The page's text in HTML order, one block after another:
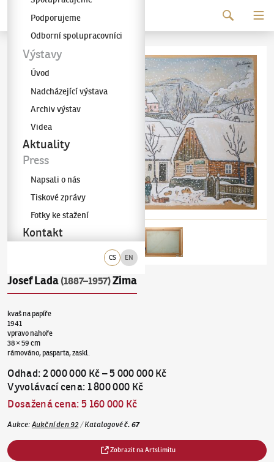
Galerie KODL
CS EN
Podporujeme
Odborní spolupracovníci
Výstavy
Úvod
Nadcházející výstava
Archiv výstav
Videa
Aktuality
Press
Napsali o nás
Tiskové zprávy
Fotky ke stažení
Kontakt
Josef Lada (1887–1957)Zima
kvaš na papíře
1941
vpravo nahoře
38 × 59 cm
rámováno, pasparta, zaskl.
Odhad:2 000 000 Kč–5 000 000 Kč
Vyvolávací cena: 1 800 000 Kč
Dosažená cena:5 160 000 Kč
Aukce: Aukční den 92 /Katalogovéč.67
Zobrazit na Artslimitu